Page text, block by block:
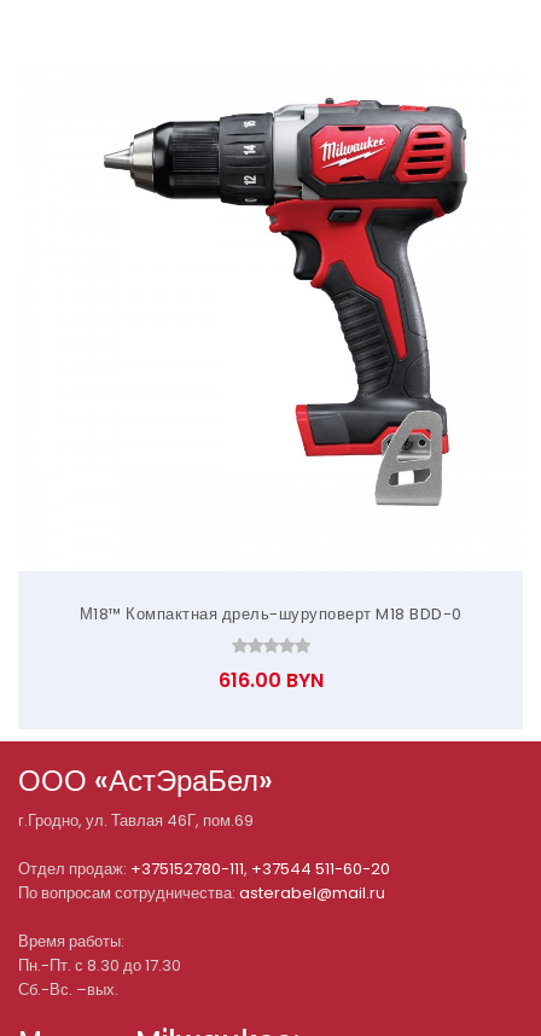
М18™ Компактная дрель-шуруповерт M18 BDD-0
616.00 BYN
ООО «АстЭраБел»
г.Гродно, ул. Тавлая 46Г, пом.69
Отдел продаж: +375152780-111, +37544 511-60-20
По вопросам сотрудничества: asterabel@mail.ru
Время работы:
Пн.-Пт. с 8.30 до 17.30
Сб.-Вс. –вых.